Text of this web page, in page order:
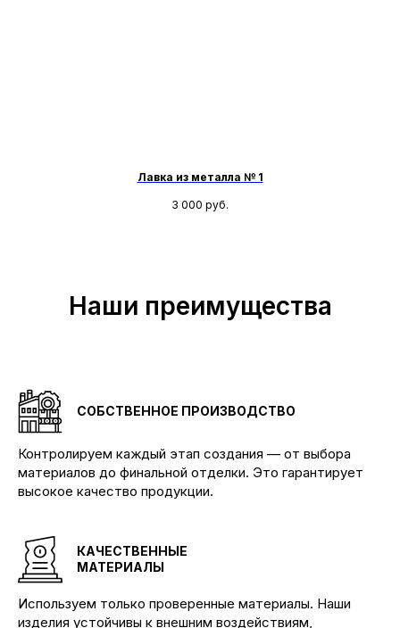
Лавка из металла № 1
3 000 руб.
Наши преимущества
СОБСТВЕННОЕ ПРОИЗВОДСТВО
Контролируем каждый этап создания — от выбора
материалов до финальной отделки. Это гарантирует
высокое качество продукции.
КАЧЕСТВЕННЫЕ
МАТЕРИАЛЫ
Используем только проверенные материалы. Наши
изделия устойчивы к внешним воздействиям,